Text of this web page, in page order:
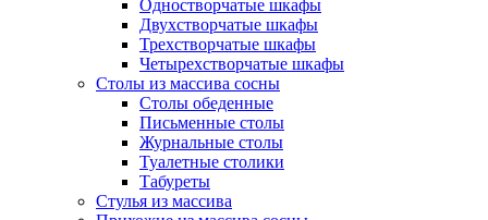
Одностворчатые шкафы
Двухстворчатые шкафы
Трехстворчатые шкафы
Четырехстворчатые шкафы
Столы из массива сосны
Столы обеденные
Письменные столы
Журнальные столы
Туалетные столики
Табуреты
Стулья из массива